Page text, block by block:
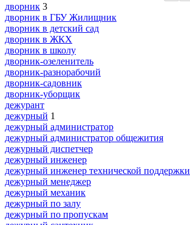
дворник 3
дворник в ГБУ Жилищник
дворник в детский сад
дворник в ЖКХ
дворник в школу
дворник-озеленитель
дворник-разнорабочий
дворник-садовник
дворник-уборщик
дежурант
дежурный 1
дежурный администратор
дежурный администратор общежития
дежурный диспетчер
дежурный инженер
дежурный инженер технической поддержки
дежурный менеджер
дежурный механик
дежурный по залу
дежурный по пропускам